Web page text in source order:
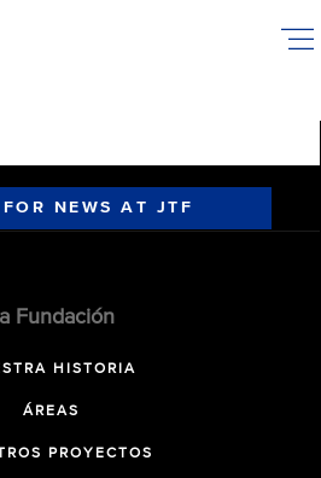
NEWS AT JTF
Fundación
HISTORIA
ÁREAS
PROYECTOS